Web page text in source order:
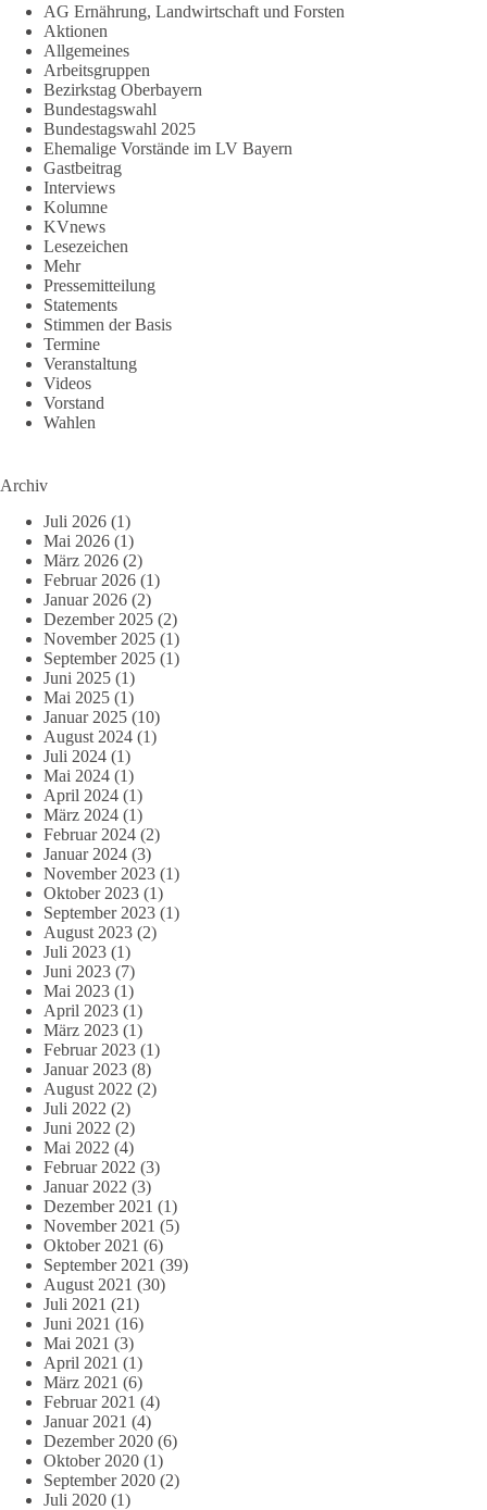
AG Ernährung, Landwirtschaft und Forsten
Aktionen
Allgemeines
Arbeitsgruppen
Bezirkstag Oberbayern
Bundestagswahl
Bundestagswahl 2025
Ehemalige Vorstände im LV Bayern
Gastbeitrag
Interviews
Kolumne
KVnews
Lesezeichen
Mehr
Pressemitteilung
Statements
Stimmen der Basis
Termine
Veranstaltung
Videos
Vorstand
Wahlen
Archiv
Juli 2026 (1)
Mai 2026 (1)
März 2026 (2)
Februar 2026 (1)
Januar 2026 (2)
Dezember 2025 (2)
November 2025 (1)
September 2025 (1)
Juni 2025 (1)
Mai 2025 (1)
Januar 2025 (10)
August 2024 (1)
Juli 2024 (1)
Mai 2024 (1)
April 2024 (1)
März 2024 (1)
Februar 2024 (2)
Januar 2024 (3)
November 2023 (1)
Oktober 2023 (1)
September 2023 (1)
August 2023 (2)
Juli 2023 (1)
Juni 2023 (7)
Mai 2023 (1)
April 2023 (1)
März 2023 (1)
Februar 2023 (1)
Januar 2023 (8)
August 2022 (2)
Juli 2022 (2)
Juni 2022 (2)
Mai 2022 (4)
Februar 2022 (3)
Januar 2022 (3)
Dezember 2021 (1)
November 2021 (5)
Oktober 2021 (6)
September 2021 (39)
August 2021 (30)
Juli 2021 (21)
Juni 2021 (16)
Mai 2021 (3)
April 2021 (1)
März 2021 (6)
Februar 2021 (4)
Januar 2021 (4)
Dezember 2020 (6)
Oktober 2020 (1)
September 2020 (2)
Juli 2020 (1)